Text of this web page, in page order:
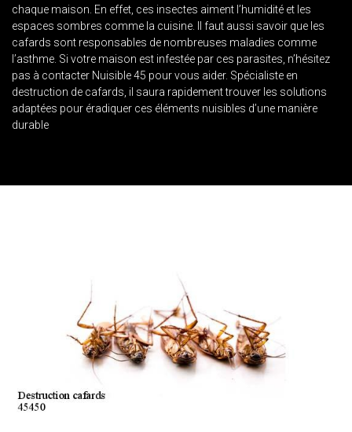
chaque maison. En effet, ces insectes aiment l’humidité et les
espaces sombres comme la cuisine. Il faut aussi savoir que les
cafards sont responsables de nombreuses maladies comme
l’asthme. Si votre maison est infestée par ces parasites, n’hésitez
pas à contacter Nuisible 45 pour vous aider. Spécialiste en
destruction de cafards, il saura rapidement trouver les solutions
adaptées pour éradiquer ces éléments nuisibles d’une manière
durable